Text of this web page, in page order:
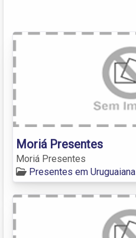
Moriá Presentes
Moriá Presentes
Presentes em Uruguaiana